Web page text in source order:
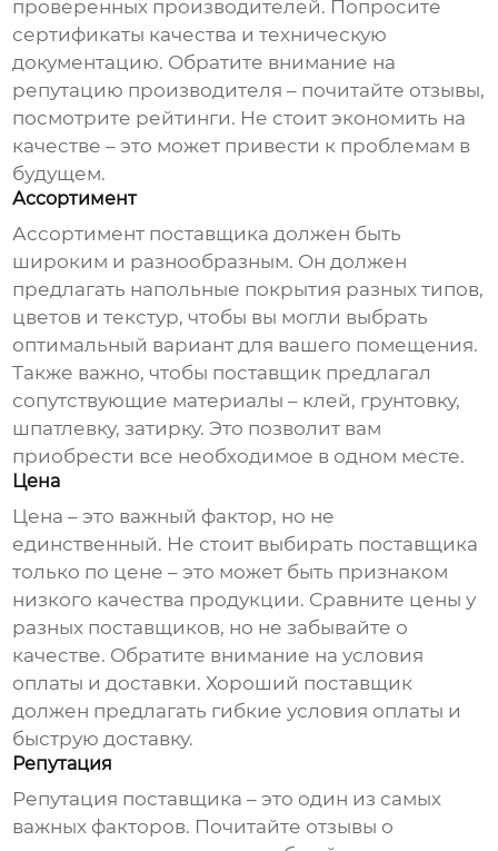
проверенных производителей. Попросите
сертификаты качества и техническую
документацию. Обратите внимание на
репутацию производителя – почитайте отзывы,
посмотрите рейтинги. Не стоит экономить на
качестве – это может привести к проблемам в
будущем.
Ассортимент
Ассортимент поставщика должен быть
широким и разнообразным. Он должен
предлагать напольные покрытия разных типов,
цветов и текстур, чтобы вы могли выбрать
оптимальный вариант для вашего помещения.
Также важно, чтобы поставщик предлагал
сопутствующие материалы – клей, грунтовку,
шпатлевку, затирку. Это позволит вам
приобрести все необходимое в одном месте.
Цена
Цена – это важный фактор, но не
единственный. Не стоит выбирать поставщика
только по цене – это может быть признаком
низкого качества продукции. Сравните цены у
разных поставщиков, но не забывайте о
качестве. Обратите внимание на условия
оплаты и доставки. Хороший поставщик
должен предлагать гибкие условия оплаты и
быструю доставку.
Репутация
Репутация поставщика – это один из самых
важных факторов. Почитайте отзывы о